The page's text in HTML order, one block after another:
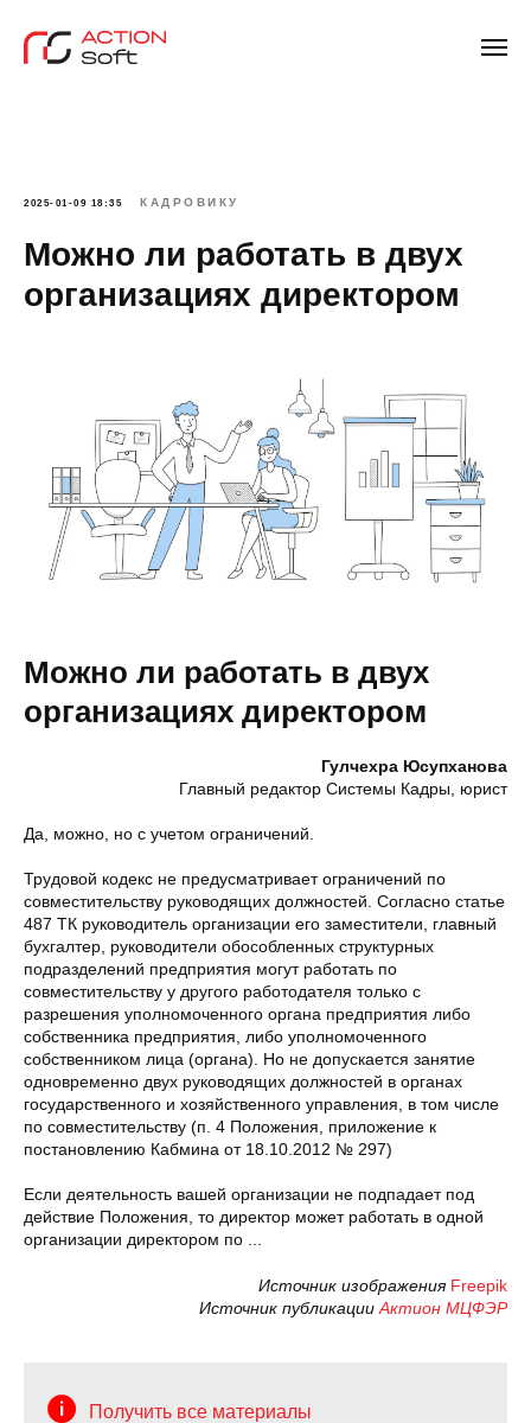
2025-01-09 18:35 КАДРОВИКУ
Можно ли работать в двух
организациях директором
Можно ли работать в двух
организациях директором
Гулчехра Юсупханова
Главный редактор Системы Кадры, юрист
Да, можно, но с учетом ограничений.
Трудовой кодекс не предусматривает ограничений по
совместительству руководящих должностей. Согласно статье
487 ТК руководитель организации его заместители, главный
бухгалтер, руководители обособленных структурных
подразделений предприятия могут работать по
совместительству у другого работодателя только с
разрешения уполномоченного органа предприятия либо
собственника предприятия, либо уполномоченного
собственником лица (органа). Но не допускается занятие
одновременно двух руководящих должностей в органах
государственного и хозяйственного управления, в том числе
по совместительству (п. 4 Положения, приложение к
постановлению Кабмина от 18.10.2012 № 297)
Если деятельность вашей организации не подпадает под
действие Положения, то директор может работать в одной
организации директором по ...
Источник изображения Freepik
Источник публикации Актион МЦФЭР
Получить все материалы